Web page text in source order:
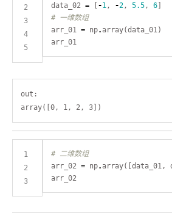
3
4
5
data_02 = [-1 , -2, 5.5, 6
# 一维数组
arr_01 = np.
out:
3
# 二维数组
arr_02 = np.